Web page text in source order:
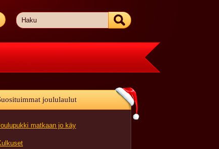
joululaulut
matkaan jo käy